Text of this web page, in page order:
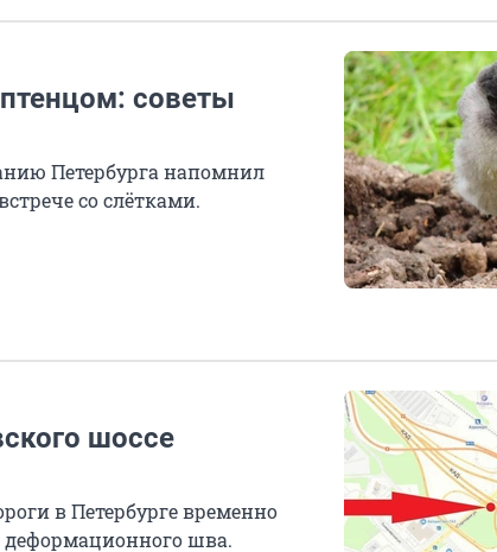
советы
Петербурга напомнил
со слётками.
шоссе
в Петербурге временно
деформационного шва.